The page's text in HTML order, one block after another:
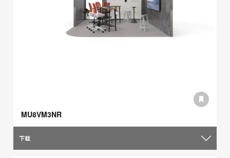
MU8VM3NR
下载